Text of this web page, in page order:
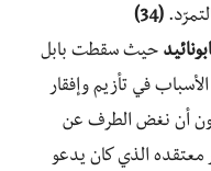
(34)
حيث سقطت بابل
في تأزيم وإفقار
دون أن نغض الطرف عن
معتقده الذي كان يدعو